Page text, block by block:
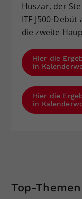
Huszar, der
ITF-J500-
die zweite
Hier die
in
Hier die
in
Top-